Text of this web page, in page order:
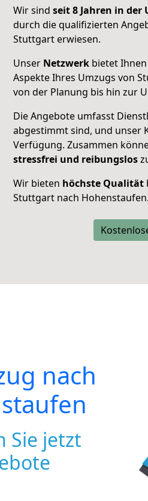
Wir sind seit 8 Jahren in
durch die qualifizierten
Stuttgart erwiesen.
Unser Netzwerk bietet
Aspekte Ihres Umzugs von
von der Planung bis hin zur
Die Angebote umfasst
abgestimmt sind, und unser
Verfügung. Zusammen
stressfrei und reibungslos
Wir bieten höchste Qualität
Stuttgart nach Hohenstaufen.
nach
Sie jetzt